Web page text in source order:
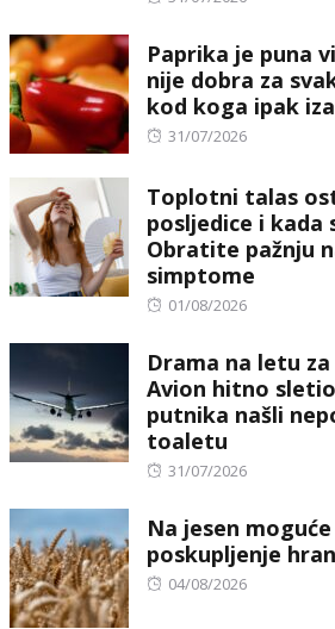
Paprika je puna
nije dobra za
kod koga ipak
Posted
31/07/2026
Toplotni talas
posljedice i kada
Obratite pažnju
simptome
Posted
01/08/2026
Drama na letu
Avion hitno
putnika našli
toaletu
Posted
31/07/2026
Na jesen moguće
poskupljenje
Posted
04/08/2026